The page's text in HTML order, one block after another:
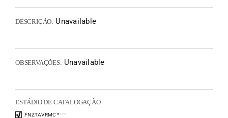
DESCRIÇÃO: Unavailable
OBSERVAÇÕES: Unavailable
ESTÁDIO DE CATALOGAÇÃO
FNZTAVRMC ****